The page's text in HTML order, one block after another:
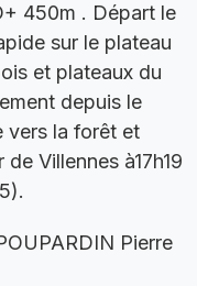
450m . Départ le
sur le plateau
et plateaux du
depuis le
vers la forêt et
Villennes à17h19
Pierre